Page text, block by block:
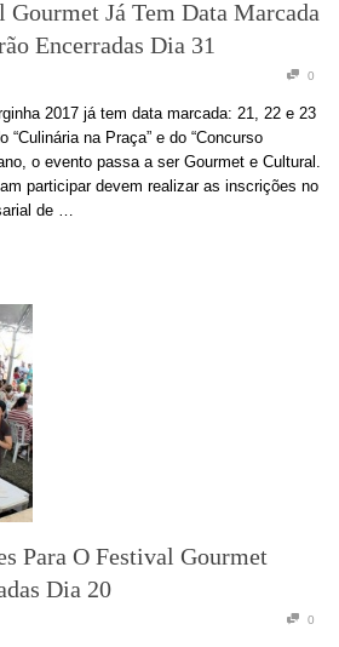
Gourmet Já Tem Data Marcada
Encerradas Dia 31
0
2017 já tem data marcada: 21, 22 e 23
na Praça” e do “Concurso
o evento passa a ser Gourmet e Cultural.
participar devem realizar as inscrições no
de …
Para O Festival Gourmet
Dia 20
0